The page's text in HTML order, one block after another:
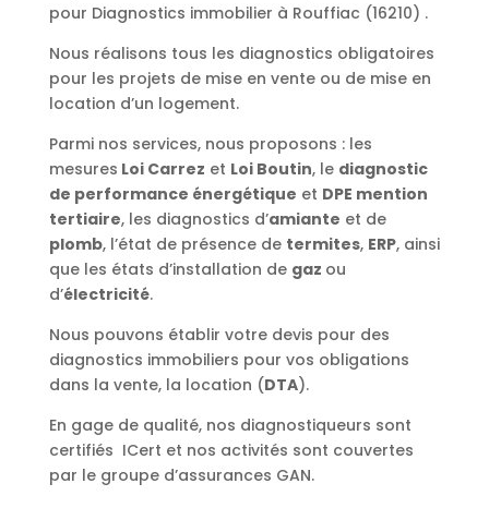
pour Diagnostics immobilier à Rouffiac (16210) .
Nous réalisons tous les diagnostics obligatoires
pour les projets de mise en vente ou de mise en
location d’un logement.
Parmi nos services, nous proposons : les
mesures Loi Carrez et Loi Boutin, le diagnostic
de performance énergétique et DPE mention
tertiaire, les diagnostics d’amiante et de
plomb, l’état de présence de termites, ERP, ainsi
que les états d’installation de gaz ou
d’électricité.
Nous pouvons établir votre devis pour des
diagnostics immobiliers pour vos obligations
dans la vente, la location (DTA).
En gage de qualité, nos diagnostiqueurs sont
certifiés ICert et nos activités sont couvertes
par le groupe d’assurances GAN.